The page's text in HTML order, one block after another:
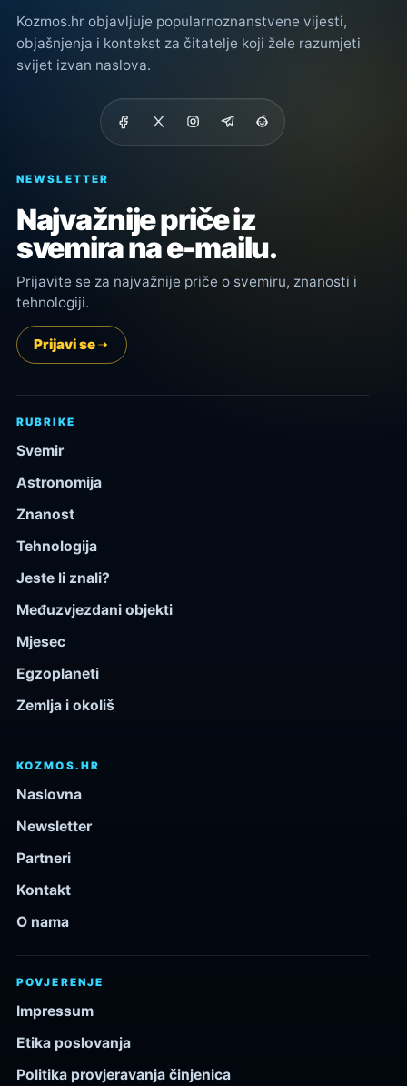
Kozmos.hr objavljuje popularnoznanstvene vijesti,
objašnjenja i kontekst za čitatelje koji žele razumjeti
svijet izvan naslova.
NEWSLETTER
Najvažnije priče iz
svemira na e-mailu.
Prijavite se za najvažnije priče o svemiru, znanosti i
tehnologiji.
Prijavi se
RUBRIKE
Svemir
Astronomija
Znanost
Tehnologija
Jeste li znali?
Međuzvjezdani objekti
Mjesec
Egzoplaneti
Zemlja i okoliš
KOZMOS.HR
Naslovna
Newsletter
Partneri
Kontakt
O nama
POVJERENJE
Impressum
Etika poslovanja
Politika provjeravanja činjenica